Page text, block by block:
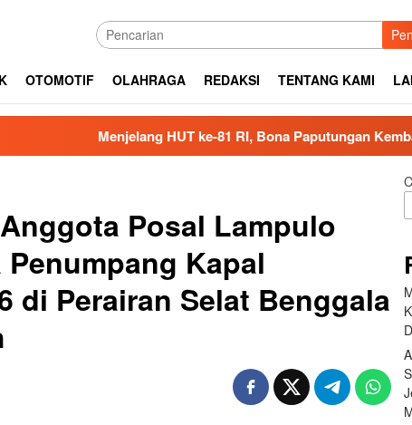
OTOMOTIF OLAHRAGA REDAKSI TENTANG KAMI
HUT ke-81 RI, Bona Paputungan Kembali Suarakan
Posal Lampulo
Kapal
di Perairan Selat Benggala